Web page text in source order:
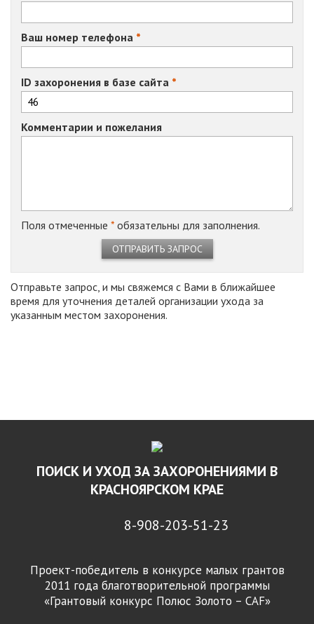
Ваш номер телефона
ID захоронения в базе сайта
Комментарии и пожелания
Поля отмеченные * обязательны для заполнения.
ОТПРАВИТЬ ЗАПРОС
Отправьте запрос, и мы свяжемся с Вами в ближайшее
время для уточнения деталей организации ухода за
указанным местом захоронения.
ПОИСК И УХОД ЗА ЗАХОРОНЕНИЯМИ В
КРАСНОЯРСКОМ КРАЕ
8-908-203-51-23
Проект-победитель в конкурсе малых грантов
2011 года благотворительной программы
«Грантовый конкурс Полюс Золото – CAF»